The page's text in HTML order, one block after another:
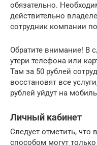
обязательно.
действительно
сотрудник компании
Обратите внимание! В
утери телефона или
Там за 50 рублей
восстановят все
рублей уйдут на
Личный кабинет
Следует отметить,
способом могут